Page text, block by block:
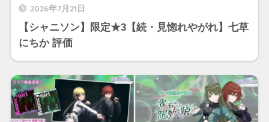
2026年7月21日
【シャニソン】限定★3【続・見惚れやがれ】七草
にちか 評価